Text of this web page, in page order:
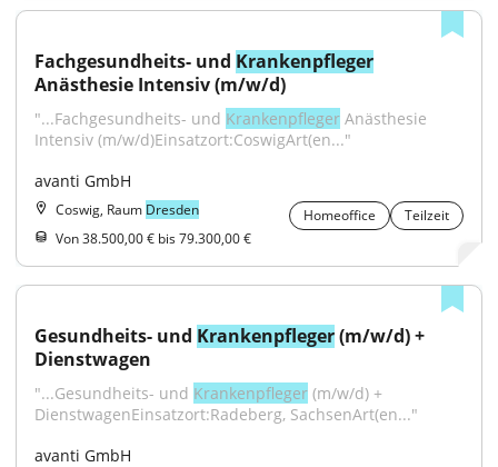
Fachgesundheits- und Krankenpfleger
Anästhesie Intensiv (m/w/d)
"...Fachgesundheits- und Krankenpfleger Anästhesie
Intensiv (m/w/d)Einsatzort:CoswigArt(en..."
avanti GmbH
Coswig, Raum Dresden Homeoffice
Teilzeit
Von 38.500,00 € bis 79.300,00 €
Gesundheits- und Krankenpfleger (m/w/d) +
Dienstwagen
"...Gesundheits- und Krankenpfleger (m/w/d) +
DienstwagenEinsatzort:Radeberg, SachsenArt(en..."
avanti GmbH